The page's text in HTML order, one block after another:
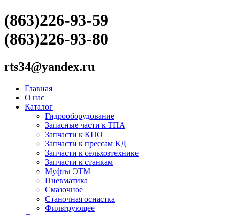
(863)226-93-59
(863)226-93-80
rts34@yandex.ru
Главная
О нас
Каталог
Гидрооборудование
Запасные части к ТПА
Запчасти к КПО
Запчасти к прессам КД
Запчасти к сельхозтехнике
Запчасти к станкам
Муфты ЭТМ
Пневматика
Смазочное
Станочная оснастка
Фильтрующее